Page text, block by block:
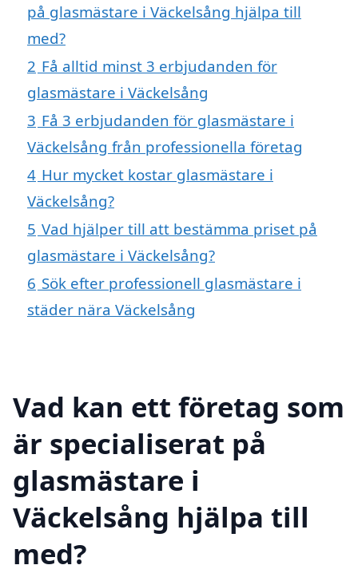
på glasmästare i Väckelsång hjälpa till
med?
2 Få alltid minst 3 erbjudanden för
glasmästare i Väckelsång
3 Få 3 erbjudanden för glasmästare i
Väckelsång från professionella företag
4 Hur mycket kostar glasmästare i
Väckelsång?
5 Vad hjälper till att bestämma priset på
glasmästare i Väckelsång?
6 Sök efter professionell glasmästare i
städer nära Väckelsång
Vad kan ett företag som
är specialiserat på
glasmästare i
Väckelsång hjälpa till
med?